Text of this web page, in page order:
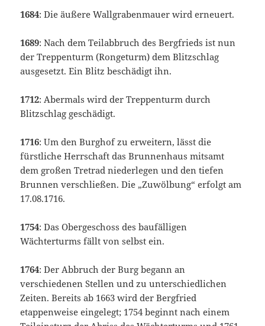
1684: Die äußere Wallgrabenmauer wird erneuert.
1689: Nach dem Teilabbruch des Bergfrieds ist nun
der Treppenturm (Rongeturm) dem Blitzschlag
ausgesetzt. Ein Blitz beschädigt ihn.
1712: Abermals wird der Treppenturm durch
Blitzschlag geschädigt.
1716: Um den Burghof zu erweitern, lässt die
fürstliche Herrschaft das Brunnenhaus mitsamt
dem großen Tretrad niederlegen und den tiefen
Brunnen verschließen. Die „Zuwölbung“ erfolgt am
17.08.1716.
1754: Das Obergeschoss des baufälligen
Wächterturms fällt von selbst ein.
1764: Der Abbruch der Burg begann an
verschiedenen Stellen und zu unterschiedlichen
Zeiten. Bereits ab 1663 wird der Bergfried
etappenweise eingelegt; 1754 beginnt nach einem